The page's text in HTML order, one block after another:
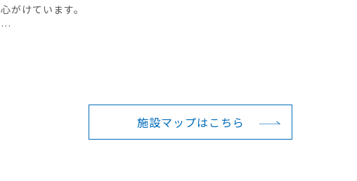
がけています。
…
施設マップはこちら